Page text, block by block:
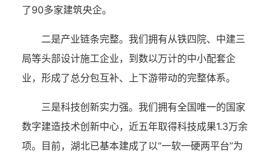
了90多家建筑央企。
二是产业链条完整。我们拥有从铁四院、中建三
局等头部设计施工企业，到数以万计的中小配套企
业，形成了总分包互补、上下游带动的完整体系。
三是科技创新实力强。我们拥有全国唯一的国家
数字建造技术创新中心，近五年取得科技成果1.3万余
项。目前，湖北已基本建成了以“一软一硬两平台”为